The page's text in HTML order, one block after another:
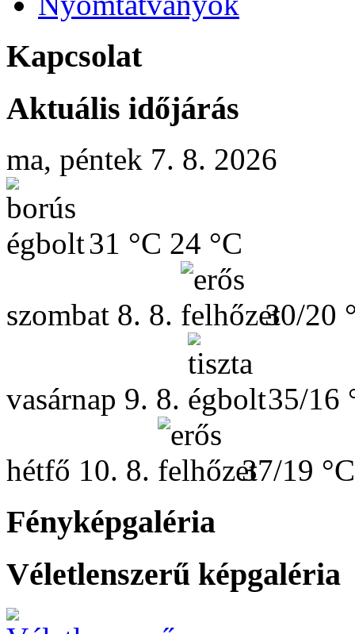
Kapcsolat
Aktuális időjárás
ma, péntek 7. 8. 2026
31 °C 24 °C
szombat 8. 8. 30/20
vasárnap 9. 8. 35/16
hétfő 10. 8. 37/19 °C
Fényképgaléria
Véletlenszerű képgaléria